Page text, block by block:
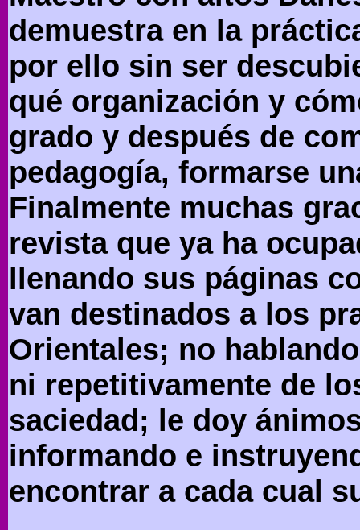
demuestra en la
por ello sin ser
qué organización y
grado y después de
pedagogía, formarse
Finalmente muchas
revista que ya ha
llenando sus páginas
van destinados a los
Orientales; no
ni repetitivamente de
saciedad; le doy
informando e
encontrar a cada cual